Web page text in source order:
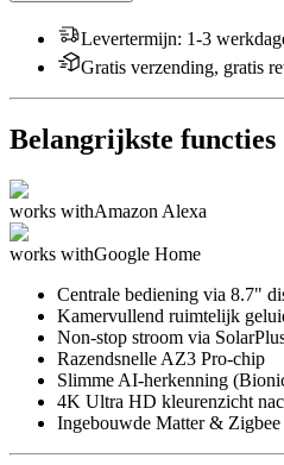
Levertermijn: 1-3
Gratis verzending, gratis
Belangrijkste functies
works withAmazon Alexa
works withGoogle Home
Centrale bediening via 8.7"
Kamervullend ruimtelijk
Non-stop stroom via
Razendsnelle AZ3 Pro-chip
Slimme AI-herkenning
4K Ultra HD kleurenzicht
Ingebouwde Matter & Zigbee